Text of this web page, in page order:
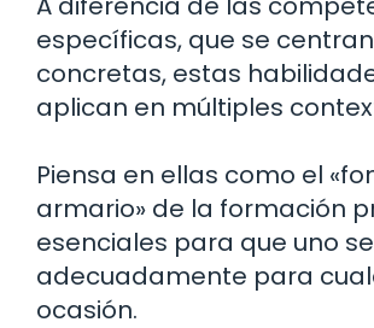
específicas, que se
concretas, estas
aplican en múltiples
Piensa en ellas como el
armario» de la formación
esenciales para que uno
adecuadamente para
ocasión.